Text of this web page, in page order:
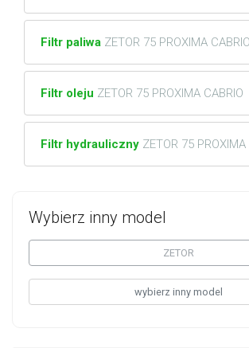
Wybierz inny model
ZETOR
wybierz inny model
Filtr paliwa ZETOR 75 PROXIMA CABRIO
Filtr oleju ZETOR 75 PROXIMA CABRIO
Filtr hydrauliczny ZETOR 75 PROXIMA